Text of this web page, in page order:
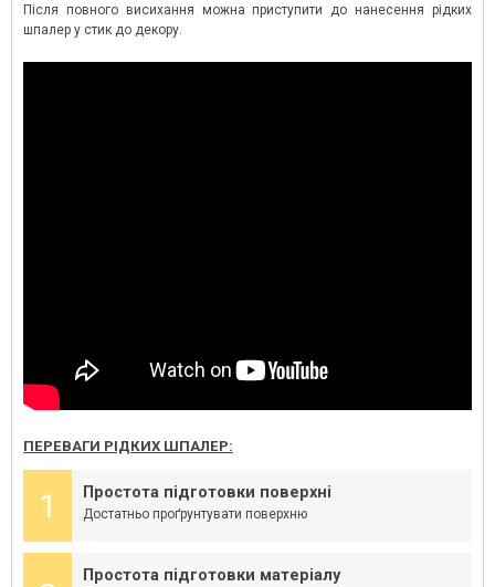
Після повного висихання можна приступити до нанесення рідких
шпалер у стик до декору.
ПЕРЕВАГИ РІДКИХ ШПАЛЕР:
1 Простота підготовки поверхні
Достатньо проґрунтувати поверхню
Простота підготовки матеріалу